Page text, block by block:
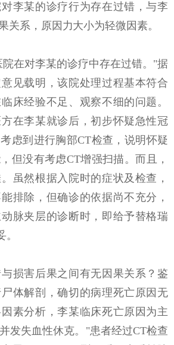
李某的诊疗行为存在过错，与李
关系，原因力大小为轻微因素。
对李某的诊疗中存在过错。"据
见载明，该院处理过程基本符合
床经验不足、观察不细的问题。
在李某就诊后，初步怀疑急性冠
虑到进行胸部CT检查，说明怀疑
但没有考虑CT增强扫描。而且，
虽然根据入院时的症状及检查，
排除，但确诊的依据尚不充分，
脉夹层的诊断时，即给予替格瑞
害后果之间有无因果关系？鉴
体解剖，确切的病理死亡原因无
素分析，李某临床死亡原因为主
发失血性休克。"患者经过CT检查